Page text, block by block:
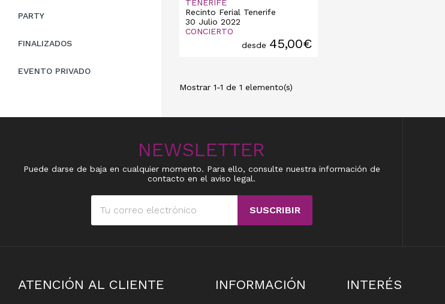
PARTY
FINALIZADOS
EVENTO PRIVADO
TENERIFE
Recinto Ferial Tenerife
30 Julio 2022
CONCIERTO
desde 45,00€
Mostrar 1-1 de 1 elemento(s)
NEWSLETTER
Puede darse de baja en cualquier momento. Para ello, consulte nuestra información de
contacto en el aviso legal.
SUSCRIBIR
ATENCIÓN AL CLIENTE INFORMACIÓN INTERÉS